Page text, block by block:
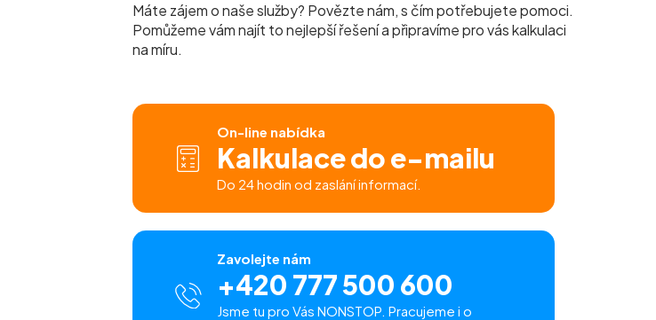
Máte zájem o naše služby? Povězte nám, s čím potřebujete pomoci.
Pomůžeme vám najít to nejlepší řešení a připravíme pro vás kalkulaci
na míru.
On-line nabídka
Kalkulace do e-mailu
Do 24 hodin od zaslání informací.
Zavolejte nám
+420 777 500 600
Jsme tu pro Vás NONSTOP. Pracujeme i o